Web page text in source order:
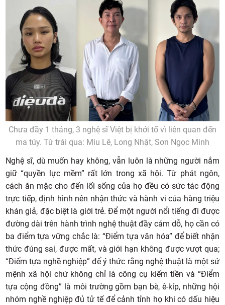
Chưa đầy 1 tháng, 3 nghệ sĩ Việt bị khởi tố vì liên quan đến
ma túy. Từ trái qua: Miu Lê, Long Nhật, Sơn Ngọc Minh
Nghệ sĩ, dù muốn hay không, vẫn luôn là những người nắm
giữ “quyền lực mềm” rất lớn trong xã hội. Từ phát ngôn,
cách ăn mặc cho đến lối sống của họ đều có sức tác động
trực tiếp, định hình nên nhận thức và hành vi của hàng triệu
khán giả, đặc biệt là giới trẻ. Để một người nổi tiếng đi được
đường dài trên hành trình nghệ thuật đầy cám dỗ, họ cần có
ba điểm tựa vững chắc là: “Điểm tựa văn hóa” để biết nhận
thức đúng sai, được mất, và giới hạn không được vượt qua;
“Điểm tựa nghề nghiệp” để ý thức rằng nghệ thuật là một sứ
mệnh xã hội chứ không chỉ là công cụ kiếm tiền và “Điểm
tựa cộng đồng” là môi trường gồm bạn bè, ê-kíp, những hội
nhóm nghề nghiệp đủ tử tế để cảnh tỉnh họ khi có dấu hiệu